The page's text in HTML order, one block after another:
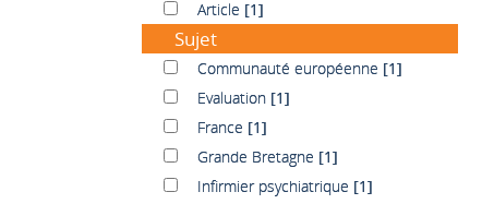
ArticleArticle [1]
Sujet
Communauté européenne
Communauté européenne [1]
EvaluationEvaluation [1]
FranceFrance [1]
Grande Bretagne
Grande Bretagne [1]
Infirmier psychiatrique
Infirmier psychiatrique [1]